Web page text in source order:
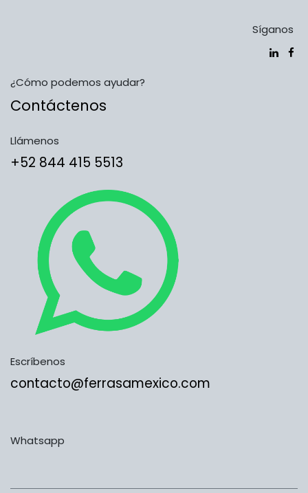
Síganos
¿Cómo podemos ayudar?
Contáctenos
Llámenos
​​​​​​​​​​​​+5​2​ ​8​4​4​ ​4​1​5​ 5​5​1​3​​​​​​​​​​​​​​
Escríbenos
contacto@ferrasamexico.com
Whatsapp